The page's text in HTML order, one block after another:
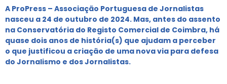
A ProPress – Associação Portuguesa de Jornalistas
nasceu a 24 de outubro de 2024. Mas, antes do assento
na Conservatória do Registo Comercial de Coimbra, há
quase dois anos de história(s) que ajudam a perceber
o que justificou a criação de uma nova via para defesa
do Jornalismo e dos Jornalistas.